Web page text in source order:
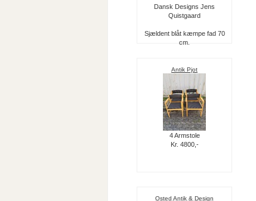
Dansk Designs Jens
Quistgaard
Sjældent blåt kæmpe fad 70
cm.
Antik Pjot
4 Armstole
Kr. 4800,-
Osted Antik & Design